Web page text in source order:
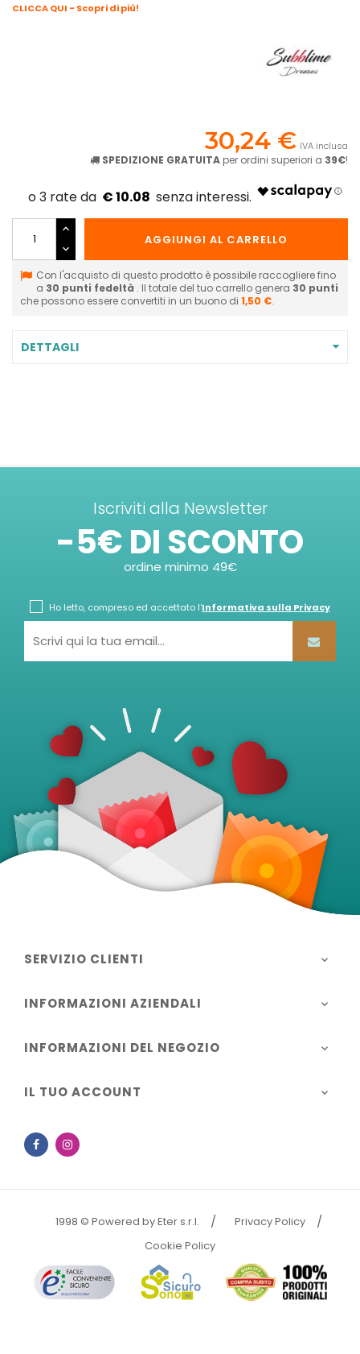
CLICCA QUI - Scopri di più!
30,24 € IVA inclusa
SPEDIZIONE GRATUITA per ordini superiori a 39€!
€ 10.08
AGGIUNGI AL CARRELLO
Con l'acquisto di questo prodotto è possibile raccogliere fino
a 30 punti fedeltà . Il totale del tuo carrello genera 30 punti
che possono essere convertiti in un buono di 1,50 €.
DETTAGLI
Iscriviti alla Newsletter
-5€ DI SCONTO
ordine minimo 49€
Ho letto, compreso ed accettato l'Informativa sulla Privacy
SERVIZIO CLIENTI 
INFORMAZIONI AZIENDALI 
INFORMAZIONI DEL NEGOZIO 
IL TUO ACCOUNT 
Facebook
1998 © Powered by Eter s.r.l.
Privacy Policy
Cookie Policy